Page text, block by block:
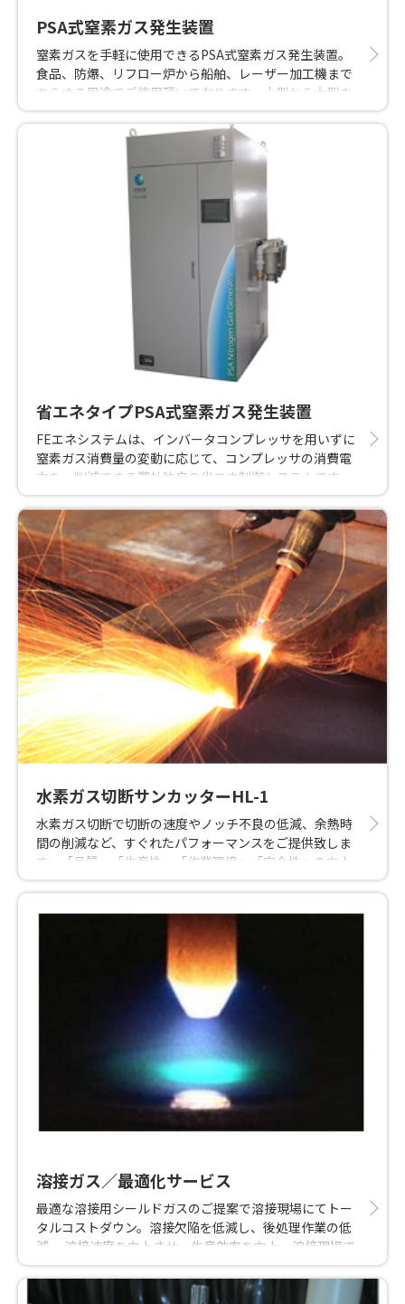
PSA式窒素ガス発生装置
窒素ガスを手軽に使用できるPSA式窒素ガス発生装置。
食品、防爆、リフロー炉から船舶、レーザー加工機まで
あらゆる用途でご使用頂いております。小型から大型ま
で幅広いラインナップを取り揃え、お客様に最適な窒素
PSAをご提案致します。
省エネタイプPSA式窒素ガス発生装置
FEエネシステムは、インバータコンプレッサを用いずに
窒素ガス消費量の変動に応じて、コンプレッサの消費電
力を 削減できる弊社独自の省エネ制御システムです
（特許取得済み）。窒素ガスの使用量に応じて、最適な
装置稼働パターンを自動的に選択することで、安定した
窒素ガス供給と最大限の 省エネ効果を実現できます。
水素ガス切断サンカッターHL-1
水素ガス切断で切断の速度やノッチ不良の低減、余熱時
間の削減など、すぐれたパフォーマンスをご提供致しま
す。「品質」「生産性」「作業環境」「安全性」の向上
が図れます。
溶接ガス／最適化サービス
最適な溶接用シールドガスのご提案で溶接現場にてトー
タルコストダウン。溶接欠陥を低減し、後処理作業の低
減。 溶接速度を向上させ、生産効率を向上。溶接現場で
は技術員立会の元、ガス各種に合った溶接条件の調整含
め、身の回りの溶接機器の提案など細部に亘りトータル